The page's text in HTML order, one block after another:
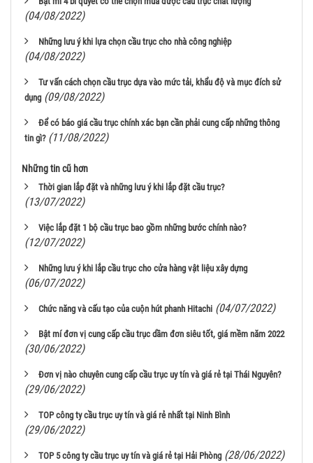
(04/08/2022)
Những lưu ý khi lựa chọn cầu trục cho nhà công nghiệp
(04/08/2022)
Tư vấn cách chọn cầu trục dựa vào mức tải, khẩu độ và mục đích sử
dụng (09/08/2022)
Để có báo giá cầu trục chính xác bạn cần phải cung cấp những thông
tin gì? (11/08/2022)
Những tin cũ hơn
Thời gian lắp đặt và những lưu ý khi lắp đặt cầu trục?
(13/07/2022)
Việc lắp đặt 1 bộ cầu trục bao gồm những bước chính nào?
(12/07/2022)
Những lưu ý khi lắp cầu trục cho cửa hàng vật liệu xây dựng
(06/07/2022)
Chức năng và cấu tạo của cuộn hút phanh Hitachi (04/07/2022)
Bật mí đơn vị cung cấp cầu trục dầm đơn siêu tốt, giá mềm năm 2022
(30/06/2022)
Đơn vị nào chuyên cung cấp cầu trục uy tín và giá rẻ tại Thái Nguyên?
(29/06/2022)
TOP công ty cầu trục uy tín và giá rẻ nhất tại Ninh Bình
(29/06/2022)
TOP 5 công ty cầu trục uy tín và giá rẻ tại Hải Phòng (28/06/2022)